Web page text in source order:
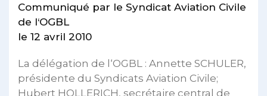
Communiqué par le Syndicat Aviation Civile
de l‘OGBL
le 12 avril 2010
La délégation de l‘OGBL : Annette SCHULER,
présidente du Syndicats Aviation Civile;
Hubert HOLLERICH, secrétaire central de